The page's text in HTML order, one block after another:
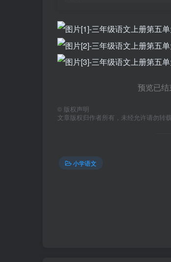
预览已
© 版权声明
文章版权归作者所有，未经允许请勿转载
小学语文